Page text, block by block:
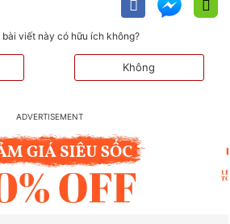
bài viết này có hữu ích không?
Không